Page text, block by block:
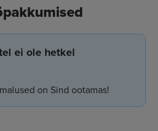
ei ole hetkel
on Sind ootamas!